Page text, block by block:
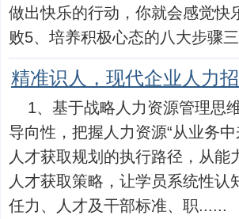
做出快乐的行动，你就会感觉
败5、培养积极心态的八大步骤
精准识人，现代企业人力
1、基于战略人力资源管理思
导向性，把握人力资源“从业务
人才获取规划的执行路径，从
人才获取策略，让学员系统性
任力、人才及干部标准、职......